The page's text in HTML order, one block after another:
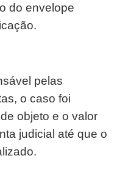
do envelope
pelas
o caso foi
objeto e o valor
judicial até que o